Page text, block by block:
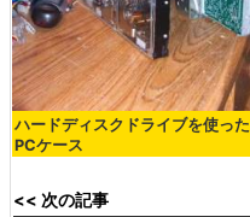
ハードディスクドライブを使った
PCケース
<< 次の記事